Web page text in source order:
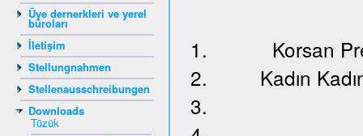
Üye dernerkleri ve yerel
büroları
İletişim
Stellungnahmen
Stellenausschreibungen
Downloads
Tüzük
Korsan
Kadın